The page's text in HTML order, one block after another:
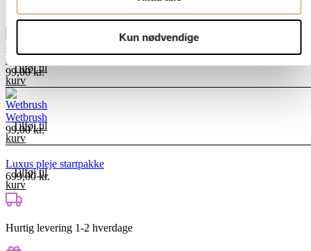
Kun nødvendige
Du kunne måske også få brug for
Argan olie til extensions
99,00kr.
Tilføj til
kurv
Wetbrush
99,00kr.
Tilføj til
kurv
Luxus pleje startpakke
699,00kr.
Tilføj til
kurv
Hurtig levering 1-2 hverdage